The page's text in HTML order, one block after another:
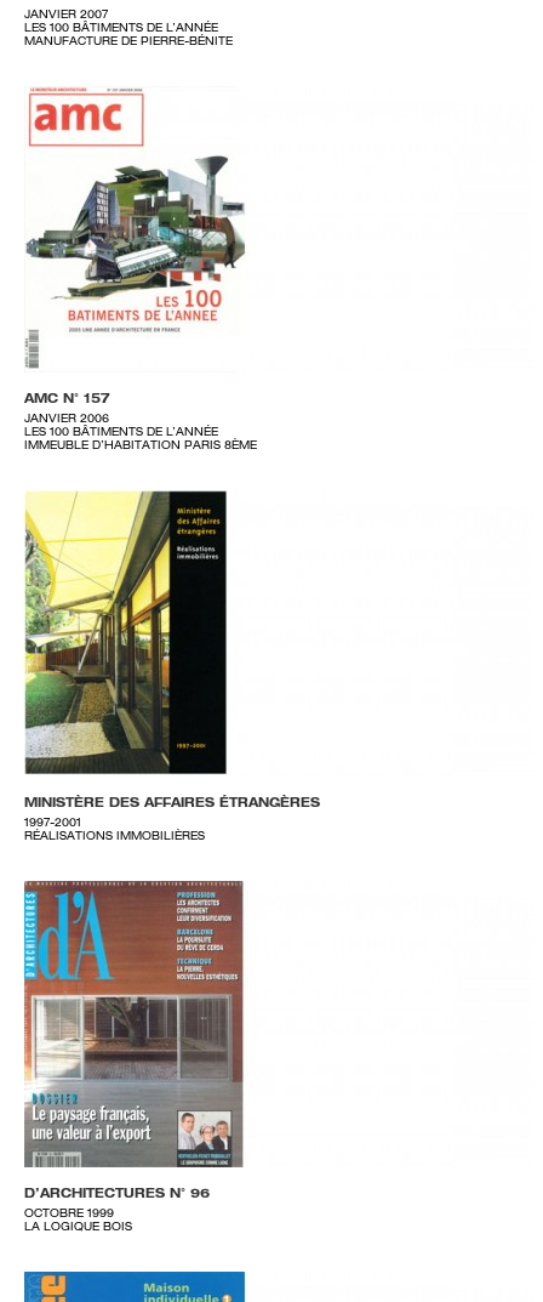
JANVIER 2007
LES 100 BÂTIMENTS DE L’ANNÉE
MANUFACTURE DE PIERRE-BÉNITE
AMC N° 157
JANVIER 2006
LES 100 BÂTIMENTS DE L’ANNÉE
IMMEUBLE D’HABITATION PARIS 8ÈME
MINISTÈRE DES AFFAIRES ÉTRANGÈRES
1997-2001
RÉALISATIONS IMMOBILIÈRES
D’ARCHITECTURES N° 96
OCTOBRE 1999
LA LOGIQUE BOIS